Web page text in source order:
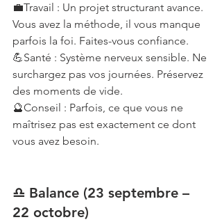
💼Travail : Un projet structurant avance.
Vous avez la méthode, il vous manque
parfois la foi. Faites-vous confiance.
💪Santé : Système nerveux sensible. Ne
surchargez pas vos journées. Préservez
des moments de vide.
🔮Conseil : Parfois, ce que vous ne
maîtrisez pas est exactement ce dont
vous avez besoin.
♎ Balance (23 septembre –
22 octobre)